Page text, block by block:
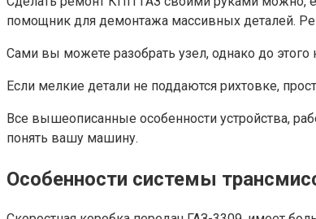
помощник для демонтажа массивных деталей.
Сами вы можете разобрать узел, однако до
Если мелкие детали не поддаются рихтовке,
Все вышеописанные особенности устройства,
понять вашу машину.
Особенности системы